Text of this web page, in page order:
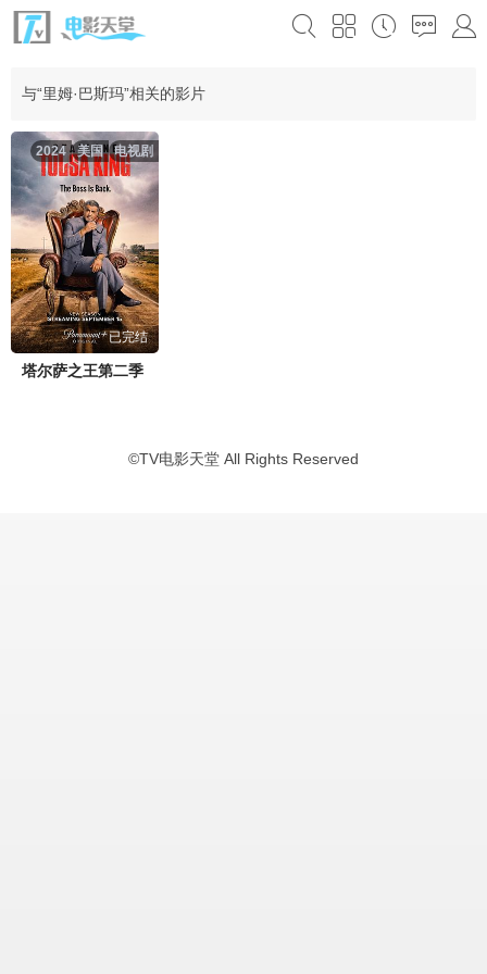
与“里姆·巴斯玛”相关的影片
电视剧
美国
2024
已完结
塔尔萨之王第二季
©TV电影天堂 All Rights Reserved